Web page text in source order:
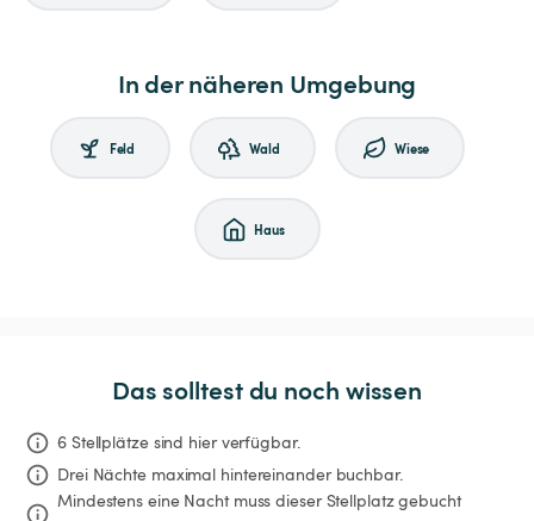
In der näheren Umgebung
Feld Wald Wiese
Haus
Das solltest du noch wissen
6 Stellplätze sind hier verfügbar.
Drei Nächte maximal hintereinander buchbar.
Mindestens eine Nacht muss dieser Stellplatz gebucht